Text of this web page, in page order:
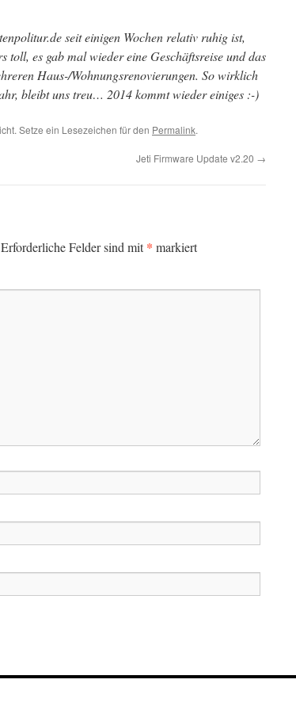
seit einigen Wochen relativ ruhig ist,
toll, es gab mal wieder eine Geschäftsreise und das
Haus-/Wohnungsrenovierungen. So wirklich
bleibt uns treu… 2014 kommt wieder einiges :-)
Setze ein Lesezeichen für den Permalink.
Jeti Firmware Update v2.20 →
Erforderliche Felder sind mit* markiert